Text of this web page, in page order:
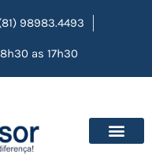
98983.4493
as 17h30